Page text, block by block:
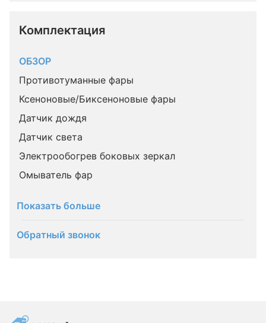
Комплектация
ОБЗОР
Противотуманные фары
Ксеноновые/Биксеноновые фары
Датчик дождя
Датчик света
Электрообогрев боковых зеркал
Омыватель фар
Показать больше
Обратный звонок